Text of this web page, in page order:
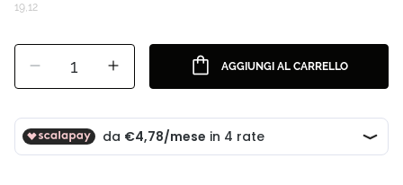
19,12
1 AGGIUNGI AL CARRELLO